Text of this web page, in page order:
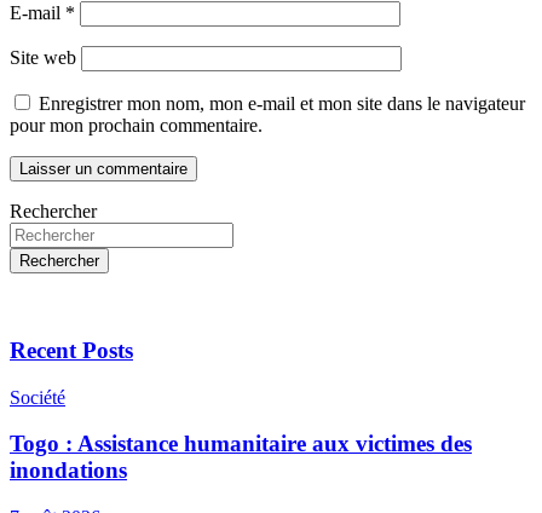
E-mail *
Site web
Enregistrer mon nom, mon e-mail et mon site dans le navigateur
pour mon prochain commentaire.
Rechercher
Rechercher
Recent Posts
Société
Togo : Assistance humanitaire aux victimes des
inondations